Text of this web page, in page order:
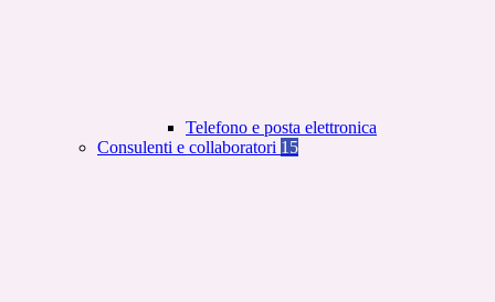
Telefono e posta elettronica
Consulenti e collaboratori 15